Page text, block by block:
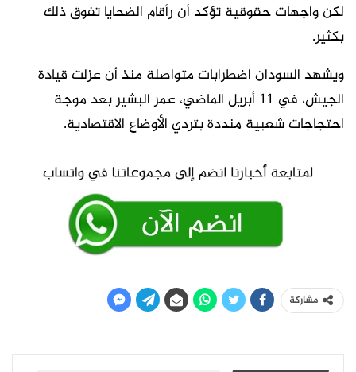
لكن واجهات حقوقية تؤكد أن رأقام الضحايا تفوق ذلك
بكثير.
ويشهد السودان اضطرابات متواصلة منذ أن عزلت قيادة
الجيش، في 11 أبريل الماضي، عمر البشير بعد موجة
احتجاجات شعبية منددة بتردي الأوضاع الاقتصادية.
مشاركة